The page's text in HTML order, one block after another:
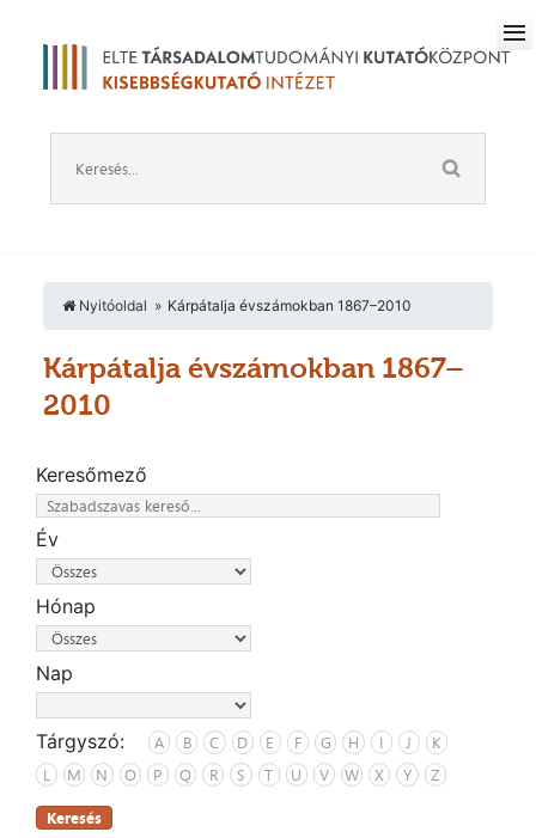
Nyitóoldal Kárpátalja évszámokban 1867–2010
Kárpátalja évszámokban 1867–
2010
Keresőmező
Év
Hónap
Nap
Tárgyszó: A B C D E F G H I J
K
L
M N O P Q R S T U V W X Y Z
Keresés